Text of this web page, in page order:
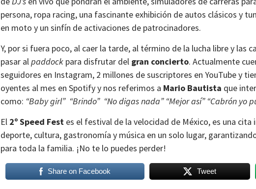
persona, ropa racing, una fascinante exhibición de autos clásicos y
en moto y un sinfín de activaciones de patrocinadores.
Y, por si fuera poco, al caer la tarde, al término de la lucha libre y las
pasar alpaddock para disfrutar del gran concierto. Actualmente
seguidores en Instagram, 2 millones de suscriptores en YouTube y
oyentes al mes en Spotify y nos referimos a Mario Bautista que
como: “Baby girl” “Brindo” “No digas nada” “Mejor así” “Cabrón yo
El 2ºSpeed Fest es el festival de la velocidad de México, es una
deporte, cultura, gastronomía y música en un solo lugar,
para toda la familia. ¡No te lo puedes perder!
Share on Facebook Tweet